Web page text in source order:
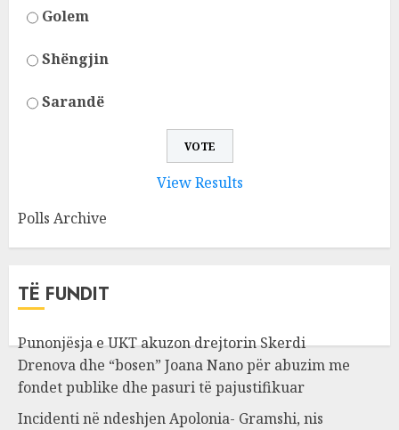
Golem
Shëngjin
Sarandë
View Results
Polls Archive
TË FUNDIT
Punonjësja e UKT akuzon drejtorin Skerdi
Drenova dhe “bosen” Joana Nano për abuzim me
fondet publike dhe pasuri të pajustifikuar
Incidenti në ndeshjen Apolonia- Gramshi, nis